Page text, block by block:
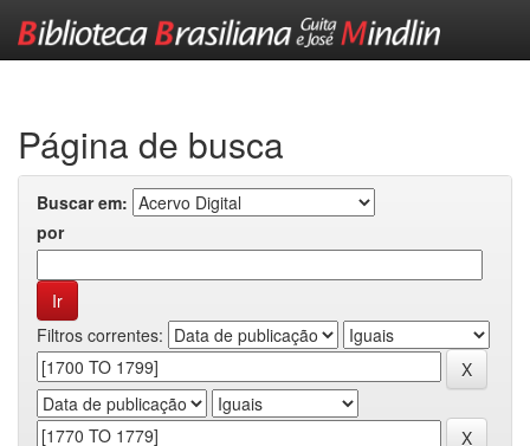
Página de busca
Buscar em:
por
Filtros correntes: